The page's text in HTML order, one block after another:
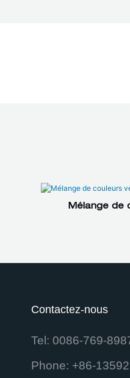
Mélange de
Contactez-nous
Tel: 0086-769-
Phone: +86-